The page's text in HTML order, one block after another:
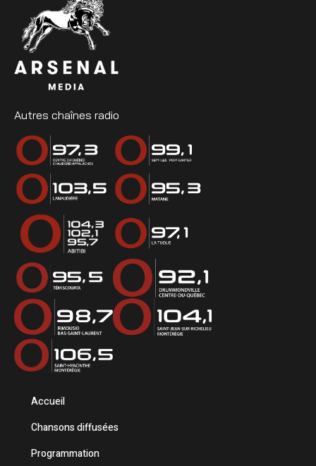
Autres chaînes radio
Accueil
Chansons diffusées
Programmation